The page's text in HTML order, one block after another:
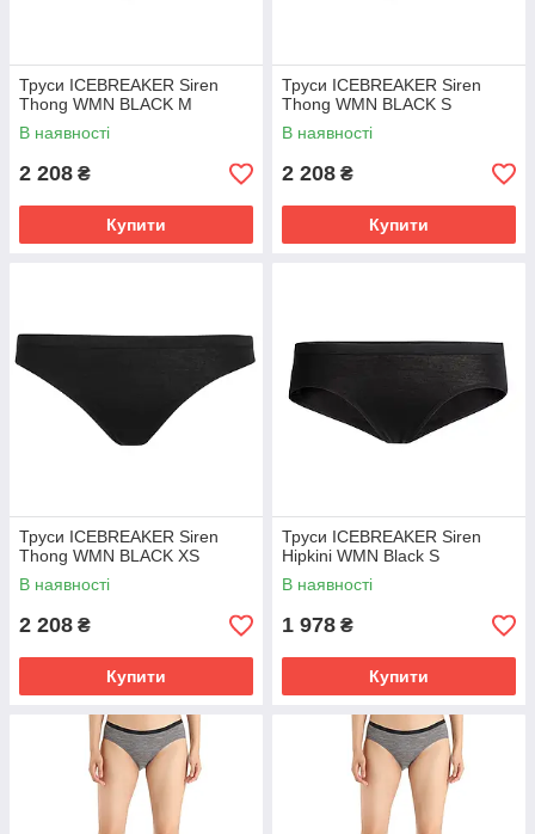
Труси ICEBREAKER Siren
Thong WMN BLACK M
В наявності
2 208 ₴
Купити
Труси ICEBREAKER Siren
Thong WMN BLACK S
В наявності
2 208 ₴
Купити
Труси ICEBREAKER Siren
Thong WMN BLACK XS
В наявності
2 208 ₴
Купити
Труси ICEBREAKER Siren
Hipkini WMN Black S
В наявності
1 978 ₴
Купити